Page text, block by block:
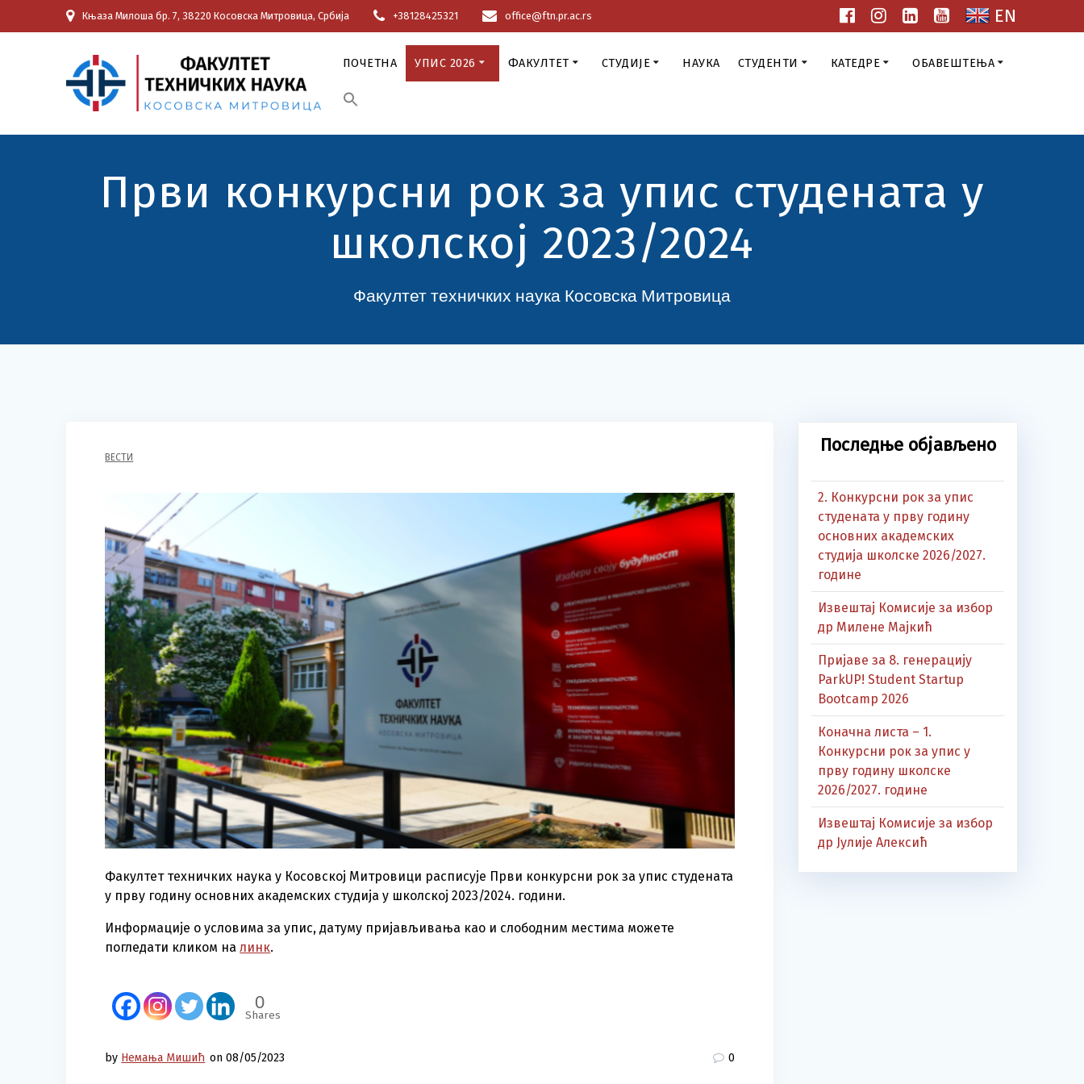
Књаза Милоша бр. 7, 38220 Косовска Митровица, Србија +38128425321 office@ftn.pr.ac.rs EN
ПОЧЕТНА УПИС 2026 ФАКУЛТЕТ СТУДИЈЕ НАУКА СТУДЕНТИ КАТЕДРЕ ОБАВЕШТЕЊА
Први конкурсни рок за упис студената у
школској 2023/2024
Факултет техничких наука Косовска Митровица
ВЕСТИ
Факултет техничких наука у Косовској Митровици расписује Први конкурсни рок за упис студената
у прву годину основних академских студија у школској 2023/2024. години.
Информације о условима за упис, датуму пријављивања као и слободним местима можете
погледати кликом налинк.
0
Shares
by Немања Мишић on 08/05/2023 0
Последње објављено
2. Конкурсни рок за упис
студената у прву годину
основних академских
студија школске 2026/2027.
године
Извештај Комисије за избор
др Милене Мајкић
Пријаве за 8. генерацију
ParkUP! Student Startup
Bootcamp 2026
Коначна листа – 1.
Конкурсни рок за упис у
прву годину школске
2026/2027. године
Извештај Комисије за избор
др Јулије Алексић